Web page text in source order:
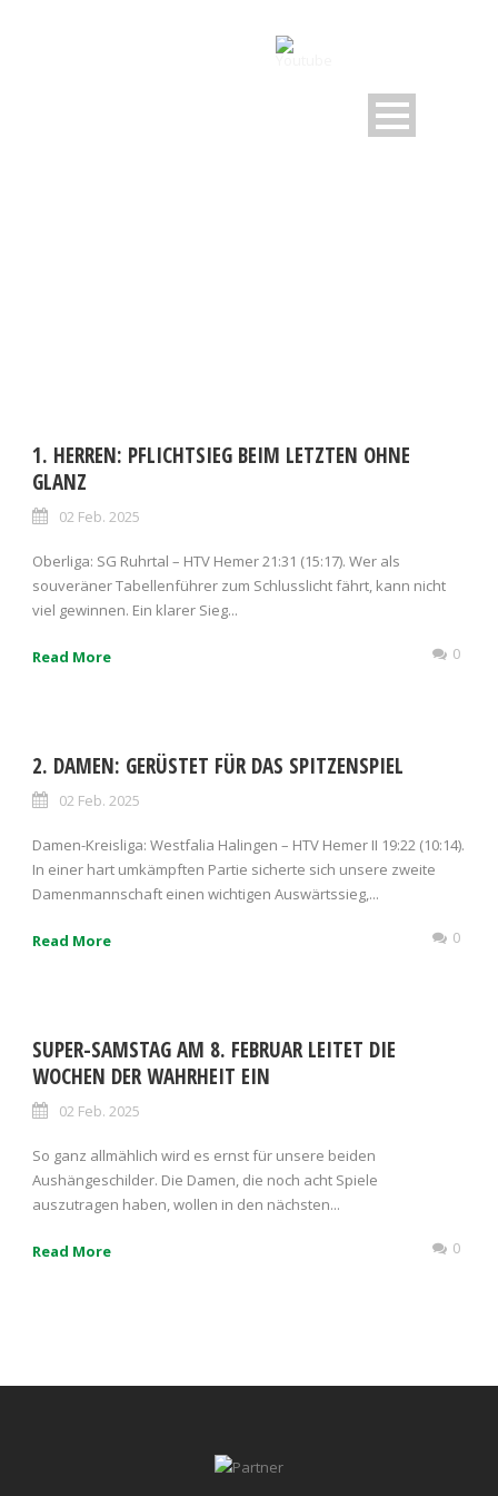
1. HERREN: PFLICHTSIEG BEIM LETZTEN OHNE
GLANZ
02 Feb. 2025
Oberliga: SG Ruhrtal – HTV Hemer 21:31 (15:17). Wer als
souveräner Tabellenführer zum Schlusslicht fährt, kann nicht
viel gewinnen. Ein klarer Sieg...
Read More 0
2. DAMEN: GERÜSTET FÜR DAS SPITZENSPIEL
02 Feb. 2025
Damen-Kreisliga: Westfalia Halingen – HTV Hemer II 19:22 (10:14).
In einer hart umkämpften Partie sicherte sich unsere zweite
Damenmannschaft einen wichtigen Auswärtssieg,...
Read More 0
SUPER-SAMSTAG AM 8. FEBRUAR LEITET DIE
WOCHEN DER WAHRHEIT EIN
02 Feb. 2025
So ganz allmählich wird es ernst für unsere beiden
Aushängeschilder. Die Damen, die noch acht Spiele
auszutragen haben, wollen in den nächsten...
Read More 0